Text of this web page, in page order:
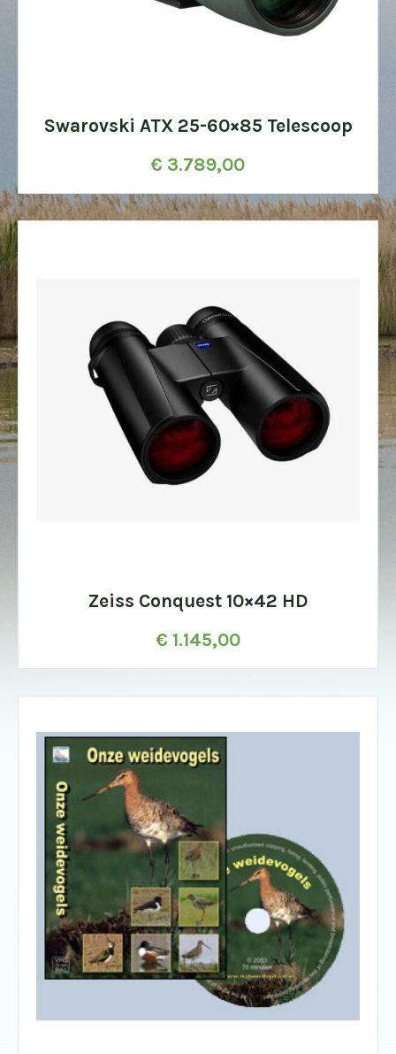
Swarovski ATX 25-60×85 Telescoop
€ 3.789,00
Zeiss Conquest 10×42 HD
€ 1.145,00